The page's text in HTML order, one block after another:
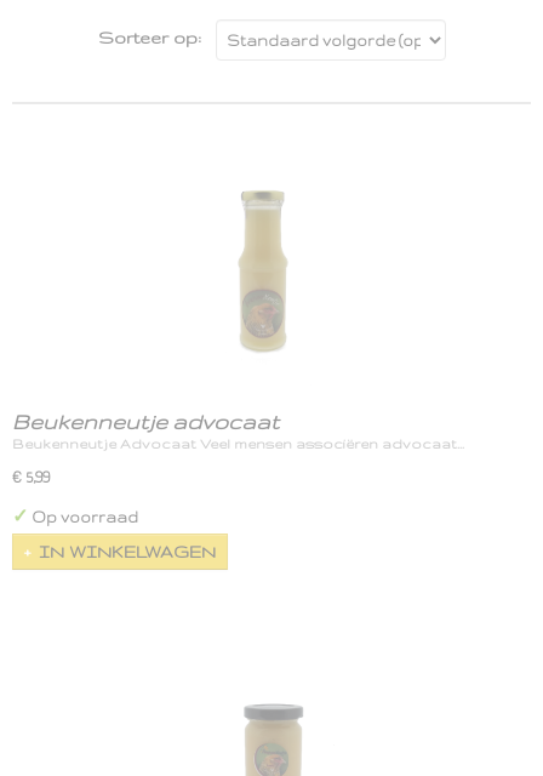
Sorteer op:
Beukenneutje advocaat
Beukenneutje Advocaat Veel mensen associëren advocaat…
€ 5,99
✓ Op voorraad
IN WINKELWAGEN